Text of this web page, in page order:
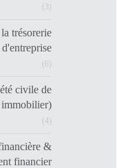
(3)
trésorerie
d'entreprise
(6)
civile de
immobilier)
(4)
&
financier